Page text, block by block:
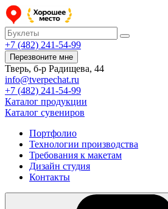
+7 (482) 241-54-99
Перезвоните мне
Тверь, б-р Радищева, 44
info@tverpechat.ru
+7 (482) 241-54-99
Каталог продукции
Каталог сувениров
Портфолио
Технологии производства
Требования к макетам
Дизайн студия
Контакты